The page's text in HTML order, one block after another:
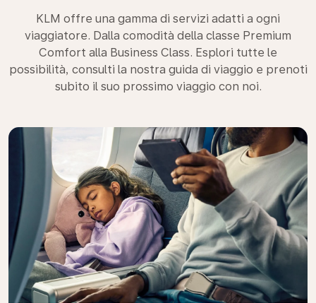
KLM offre una gamma di servizi adatti a ogni
viaggiatore. Dalla comodità della classe Premium
Comfort alla Business Class. Esplori tutte le
possibilità, consulti la nostra guida di viaggio e prenoti
subito il suo prossimo viaggio con noi.